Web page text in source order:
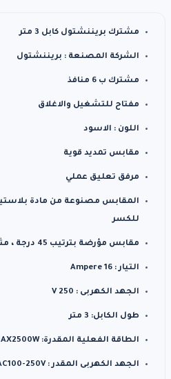
مشترك بريننشتول كابل 3 متر
الشركة المصنعة : بريننشتول
مشترك ب 6 منافذ
مفتاح للتشغيل والاغلاق
اللون : الاسود
مقابس تمديد قوية
مرفق تعليق عملي
المقابس مصنوعة من مادة
للكسر
مقابس مؤرضة بترتيب 45 درجة ، مثالية للقوابس الزاوية
التيار : 16 Ampere
الجهد الكهربى : 250 V
طول الكابل: 3 متر
الطاقة الفعلية المقدرة: MAX2500W
الجهد الكهربى المقدر : AC100-250V